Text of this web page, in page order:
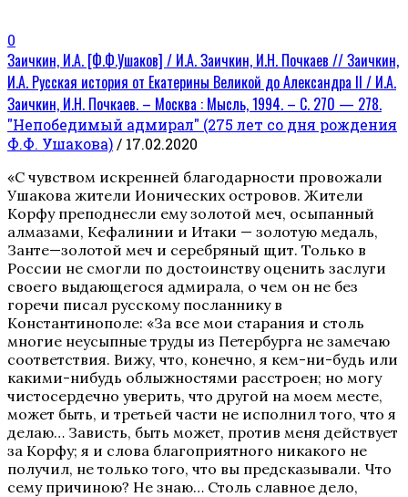
0
Заичкин, И.А. [Ф.Ф.Ушаков] / И.А. Заичкин, И.Н. Почкаев // Заичкин,
И.А. Русская история от Екатерины Великой до Александра II / И.А.
Заичкин, И.Н. Почкаев. – Москва : Мысль, 1994. – С. 270 — 278.
"Непобедимый адмирал" (275 лет со дня рождения
Ф.Ф. Ушакова)/ 17.02.2020
«С чувством искренней благодарности провожали
Ушакова жители Ионических островов. Жители
Корфу преподнесли ему золотой меч, осыпанный
алмазами, Кефалинии и Итаки — золотую медаль,
Занте—золотой меч и серебряный щит. Только в
России не смогли по достоинству оценить заслуги
своего выдающегося адмирала, о чем он не без
горечи писал русскому посланнику в
Константинополе: «За все мои старания и столь
многие неусыпные труды из Петербурга не замечаю
соответствия. Вижу, что, конечно, я кем-ни-будь или
какими-нибудь облыжностями расстроен; но могу
чистосердечно уверить, что другой на моем месте,
может быть, и третьей части не исполнил того, что я
делаю… Зависть, быть может, против меня действует
за Корфу; я и слова благоприятного никакого не
получил, не только того, что вы предсказывали. Что
сему причиною? Не знаю… Столь славное дело,